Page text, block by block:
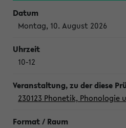
Montag, 10. August 2026
10-12
230123 Phonetik, Phonologie